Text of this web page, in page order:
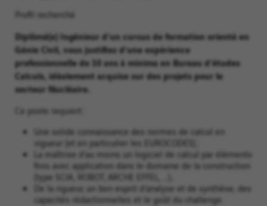
Profil recherché
Diplômé(e) Ingénieur d’un cursus de formation orienté en
Génie Civil, vous justifiez d’une expérience
professionnelle de 10 ans à minima en Bureau d’études
Calculs, idéalement acquise sur des projets pour le
secteur Nucléaire.
Ce poste requiert :
Une solide connaissance des normes de calcul en
vigueur (et en particulier les EUROCODES) ;
La maîtrise d’au moins un logiciel de calcul par éléments
finis avec application dans le domaine de la construction
(type SCIA, ROBOT, ARCHE EFFEL, …) ;
De la rigueur, un bon esprit d’analyse et de synthèse, des
capacités rédactionnelles et le goût du challenge.